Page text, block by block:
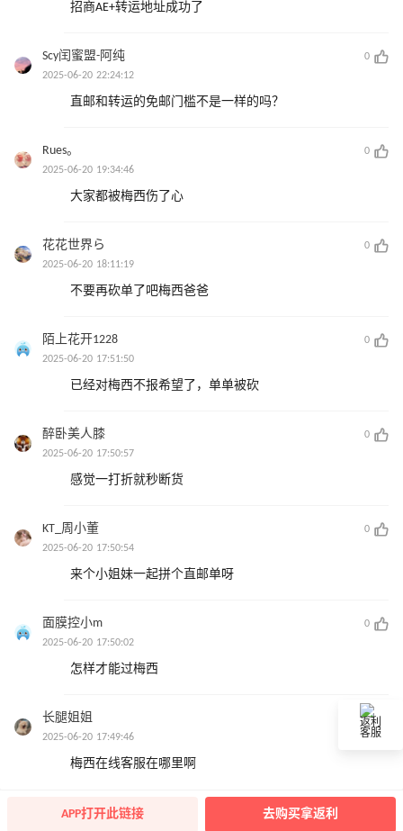
招商AE+转运地址成功了
Scy闰蜜盟-阿纯
0
2025-06-20 22:24:12
直邮和转运的免邮门槛不是一样的吗？
Rues。
0
2025-06-20 19:34:46
大家都被梅西伤了心
花花世界ら
0
2025-06-20 18:11:19
不要再砍单了吧梅西爸爸
陌上花开1228
0
2025-06-20 17:51:50
已经对梅西不报希望了，单单被砍
醉卧美人膝
0
2025-06-20 17:50:57
感觉一打折就秒断货
KT_周小董
0
2025-06-20 17:50:54
来个小姐妹一起拼个直邮单呀
面膜控小m
0
2025-06-20 17:50:02
怎样才能过梅西
长腿姐姐
0
2025-06-20 17:49:46
梅西在线客服在哪里啊
返利
客服
APP打开此链接 去购买拿返利